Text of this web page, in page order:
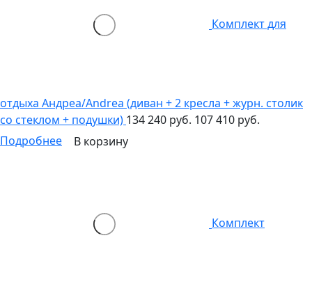
Комплект для
отдыха Андреа/Andrea (диван + 2 кресла + журн. столик
со стеклом + подушки) 134 240 руб. 107 410 руб.
Подробнее
В корзину
Комплект